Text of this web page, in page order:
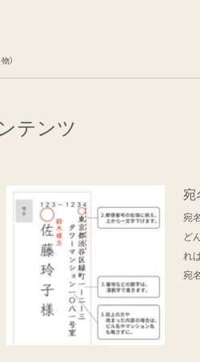
）
テンツ
宛
宛
ど
れ
宛